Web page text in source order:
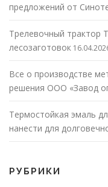
предложений от
Трелевочный трактор
лесозаготовок
Все о производстве
решения ООО «Завод
Термостойкая эмаль
нанести для
РУБРИКИ